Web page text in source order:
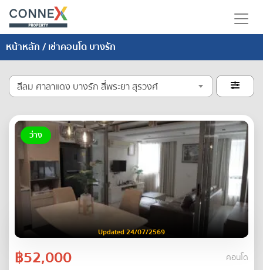
หน้าหลัก/ เช่าคอนโด บางรัก
สีลม ศาลาแดง บางรัก สี่พระยา สุรวงศ์ 
ว่าง
Updated 24/07/2569
฿52,000 คอนโด